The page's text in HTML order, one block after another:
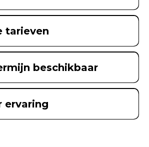
tarieven
beschikbaar
ervaring